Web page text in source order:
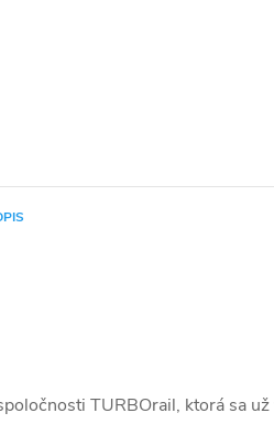
TURBOrail, ktorá sa už